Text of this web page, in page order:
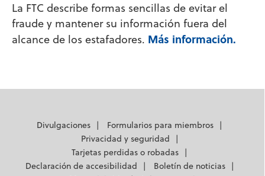
La FTC describe formas sencillas de evitar el
fraude y mantener su información fuera del
alcance de los estafadores. Más información.
Divulgaciones
Formularios para miembros
Privacidad y seguridad
Tarjetas perdidas o robadas
Declaración de accesibilidad
Boletín de noticias